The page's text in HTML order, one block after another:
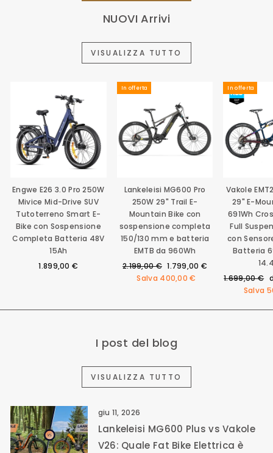
NUOVI Arrivi
VISUALIZZA TUTTO
Engwe E26 3.0 Pro 250W
Mivice Mid-Drive SUV
Tutoterreno Smart E-
Bike con Sospensione
Completa Batteria 48V
15Ah
1.899,00 €
In offerta
Lankeleisi MG600 Pro
250W 29" Trail E-
Mountain Bike con
sospensione completa
150/130 mm e batteria
EMTB da 960Wh
Prezzo
2.199,00 € Prezzo
scontato
1.799,00 €
Salva 400,00 €
In offerta
Vakole
29" E-
691Wh
Full
con
Batteria
Prezzo
1.699,00 €
Salva
I post del blog
VISUALIZZA TUTTO
giu 11, 2026
Lankeleisi MG600 Plus vs Vakole
V26: Quale Fat Bike Elettrica è